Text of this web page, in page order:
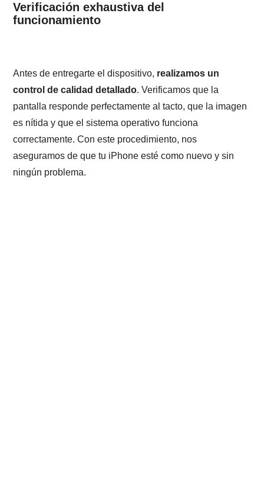
Verificación exhaustiva del
funcionamiento
Antes de entregarte el dispositivo, realizamos un
control de calidad detallado. Verificamos que la
pantalla responde perfectamente al tacto, que la imagen
es nítida y que el sistema operativo funciona
correctamente. Con este procedimiento, nos
aseguramos de que tu iPhone esté como nuevo y sin
ningún problema.